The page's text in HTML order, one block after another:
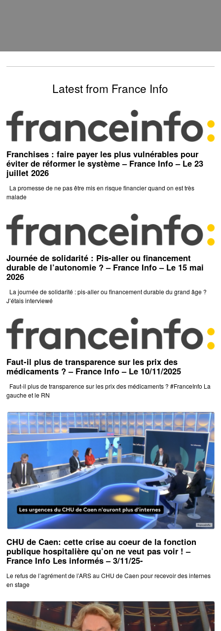
Latest from France Info
Franchises : faire payer les plus vulnérables pour
éviter de réformer le système – France Info – Le 23
juillet 2026
La promesse de ne pas être mis en risque financier quand on est très
malade
Journée de solidarité : Pis-aller ou financement
durable de l’autonomie ? – France Info – Le 15 mai
2026
La journée de solidarité : pis-aller ou financement durable du grand âge ?
J’étais interviewé
Faut-il plus de transparence sur les prix des
médicaments ? – France Info – Le 10/11/2025
Faut-il plus de transparence sur les prix des médicaments ? #FranceInfo La
gauche et le RN
CHU de Caen: cette crise au coeur de la fonction
publique hospitalière qu’on ne veut pas voir ! –
France Info Les informés – 3/11/25-
Le refus de l’agrément de l’ARS au CHU de Caen pour recevoir des internes
en stage